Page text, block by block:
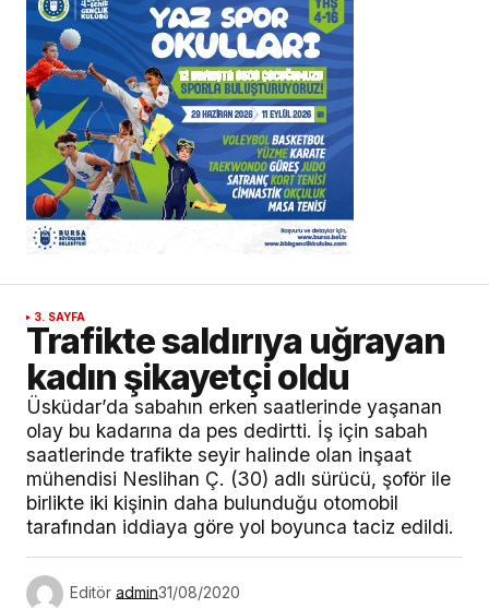
3. SAYFA
Trafikte saldırıya uğrayan
kadın şikayetçi oldu
Üsküdar’da sabahın erken saatlerinde yaşanan
olay bu kadarına da pes dedirtti. İş için sabah
saatlerinde trafikte seyir halinde olan inşaat
mühendisi Neslihan Ç. (30) adlı sürücü, şoför ile
birlikte iki kişinin daha bulunduğu otomobil
tarafından iddiaya göre yol boyunca taciz edildi.
Editör admin31/08/2020